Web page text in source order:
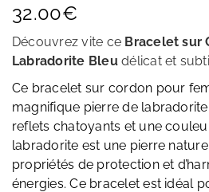
32.00€
Découvrez vite ce Bracelet sur
Labradorite Bleudélicat et
Ce bracelet sur cordon pour
magnifique pierre de
reflets chatoyants et une
labradorite est une pierre
propriétés de protection et
énergies. Ce bracelet est idéal